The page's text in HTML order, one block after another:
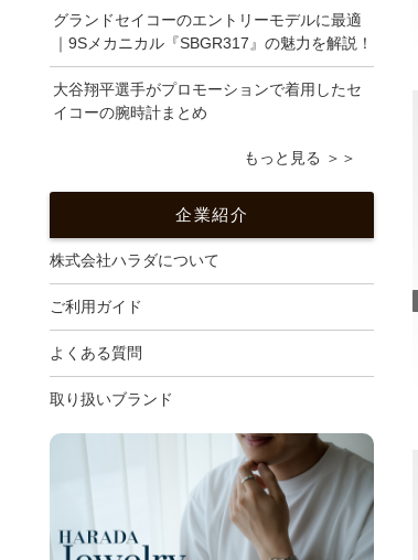
グランドセイコーのエントリーモデルに最適
｜9Sメカニカル『SBGR317』の魅力を解説！
大谷翔平選手がプロモーションで着用したセ
イコーの腕時計まとめ
もっと見る ＞＞
企業紹介
株式会社ハラダについて
ご利用ガイド
よくある質問
取り扱いブランド